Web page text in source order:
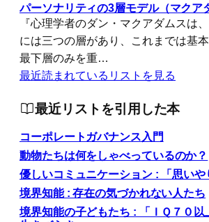
パーソナリティの3層モデル（マクア
『心理学者のダン・マクアダムスは
には三つの層があり、これまでは基
最下層のみを重…
最近読まれているリストを見る
最近リストを引用した本
コーポレートガバナンス入門
動物たちは何をしゃべっているのか？
優しいコミュニケーション : 「思い
境界知能 : 存在の気づかれない人たち
境界知能の子どもたち : 「ＩＱ７０以